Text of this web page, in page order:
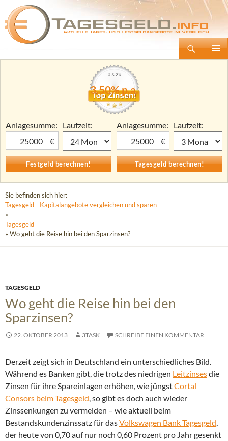
Tagesgeld.info – Tagesgeldkonten vergleichen und Tagesgeld-Zinsen berechnen
Zum
3,50% p.a.
Anlagesumme:
€
Laufzeit:
Anlagesumme:
€
Laufzeit:
Sie befinden sich hier:
Tagesgeld - Kapitalangebote vergleichen und sparen
»
Tagesgeld
» Wo geht die Reise hin bei den Sparzinsen?
TAGESGELD
Wo geht die Reise hin bei den
Sparzinsen?
22. OKTOBER 2013 3TASK SCHREIBE EINEN KOMMENTAR
Derzeit zeigt sich in Deutschland ein unterschiedliches Bild.
Während es Banken gibt, die trotz des niedrigen Leitzinsesdie
Zinsen für ihre Spareinlagen erhöhen, wie jüngstCortal
Consors beim Tagesgeld, so gibt es doch auch wieder
Zinssenkungen zu vermelden – wie aktuell beim
Bestandskundenzinssatz für dasVolkswagen Bank Tagesgeld,
der heute von 0,70 auf nur noch 0,60 Prozent pro Jahr gesenkt